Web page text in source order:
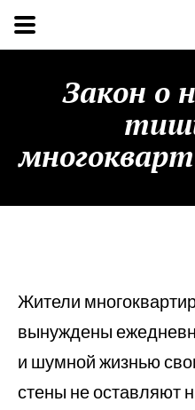
Закон о
Жители
вынуждены
и шумной жизнью
стены не оставляют